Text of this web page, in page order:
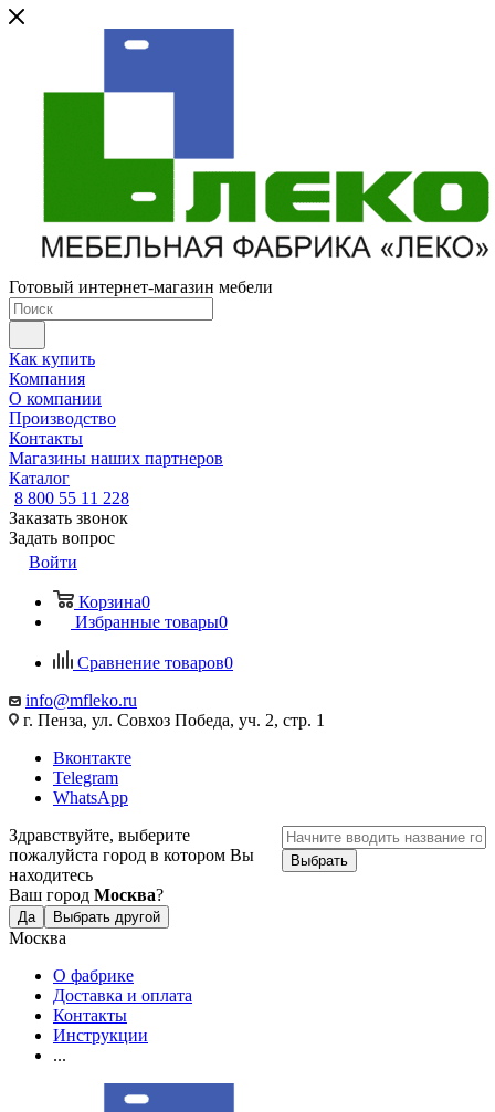
Готовый интернет-магазин мебели
Как купить
Компания
О компании
Производство
Контакты
Магазины наших партнеров
Каталог
8 800 55 11 228
Заказать звонок
Задать вопрос
Войти
Корзина0
Избранные товары0
Сравнение товаров0
info@mfleko.ru
г. Пенза, ул. Совхоз Победа, уч. 2, стр. 1
Вконтакте
Telegram
WhatsApp
Здравствуйте, выберите
пожалуйста город в котором Вы
находитесь
Ваш город Москва?
Да Выбрать другой
Выбрать
Москва
О фабрике
Доставка и оплата
Контакты
Инструкции
...